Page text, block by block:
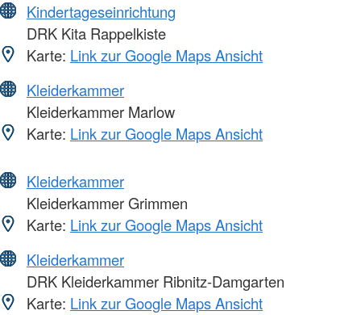
Kindertageseinrichtung
DRK Kita Rappelkiste
Karte: Link zur Google Maps Ansicht
Kleiderkammer
Kleiderkammer Marlow
Karte: Link zur Google Maps Ansicht
Kleiderkammer
Kleiderkammer Grimmen
Karte: Link zur Google Maps Ansicht
Kleiderkammer
DRK Kleiderkammer Ribnitz-Damgarten
Karte: Link zur Google Maps Ansicht